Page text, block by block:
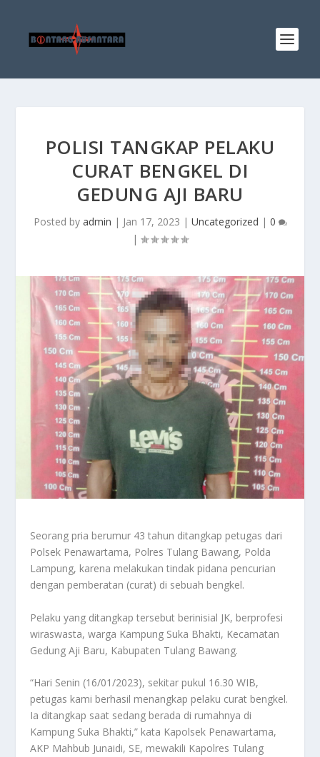
POLISI TANGKAP PELAKU
CURAT BENGKEL DI
GEDUNG AJI BARU
Posted by admin | Jan 17, 2023 | Uncategorized | 0
|
Seorang pria berumur 43 tahun ditangkap petugas dari
Polsek Penawartama, Polres Tulang Bawang, Polda
Lampung, karena melakukan tindak pidana pencurian
dengan pemberatan (curat) di sebuah bengkel.
Pelaku yang ditangkap tersebut berinisial JK, berprofesi
wiraswasta, warga Kampung Suka Bhakti, Kecamatan
Gedung Aji Baru, Kabupaten Tulang Bawang.
“Hari Senin (16/01/2023), sekitar pukul 16.30 WIB,
petugas kami berhasil menangkap pelaku curat bengkel.
Ia ditangkap saat sedang berada di rumahnya di
Kampung Suka Bhakti,” kata Kapolsek Penawartama,
AKP Mahbub Junaidi, SE, mewakili Kapolres Tulang